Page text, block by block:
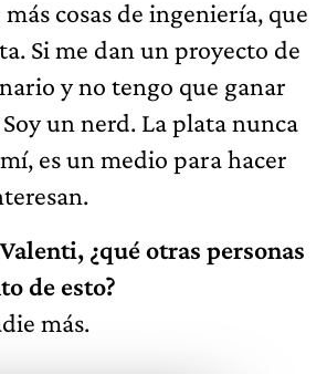
cosas de ingeniería, que
Si me dan un proyecto de
y no tengo que ganar
un nerd. La plata nunca
es un medio para hacer
¿qué otras personas
de esto?
más.